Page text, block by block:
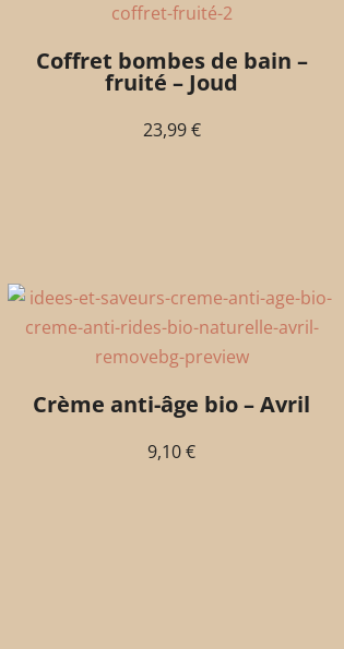
Coffret bombes de bain –
fruité – Joud
23,99€
Crème anti-âge bio – Avril
9,10€